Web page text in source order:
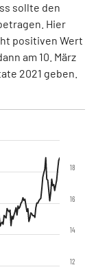
sollte den
Hier
positiven Wert
am 10. März
2021 geben.
12
14
16
18